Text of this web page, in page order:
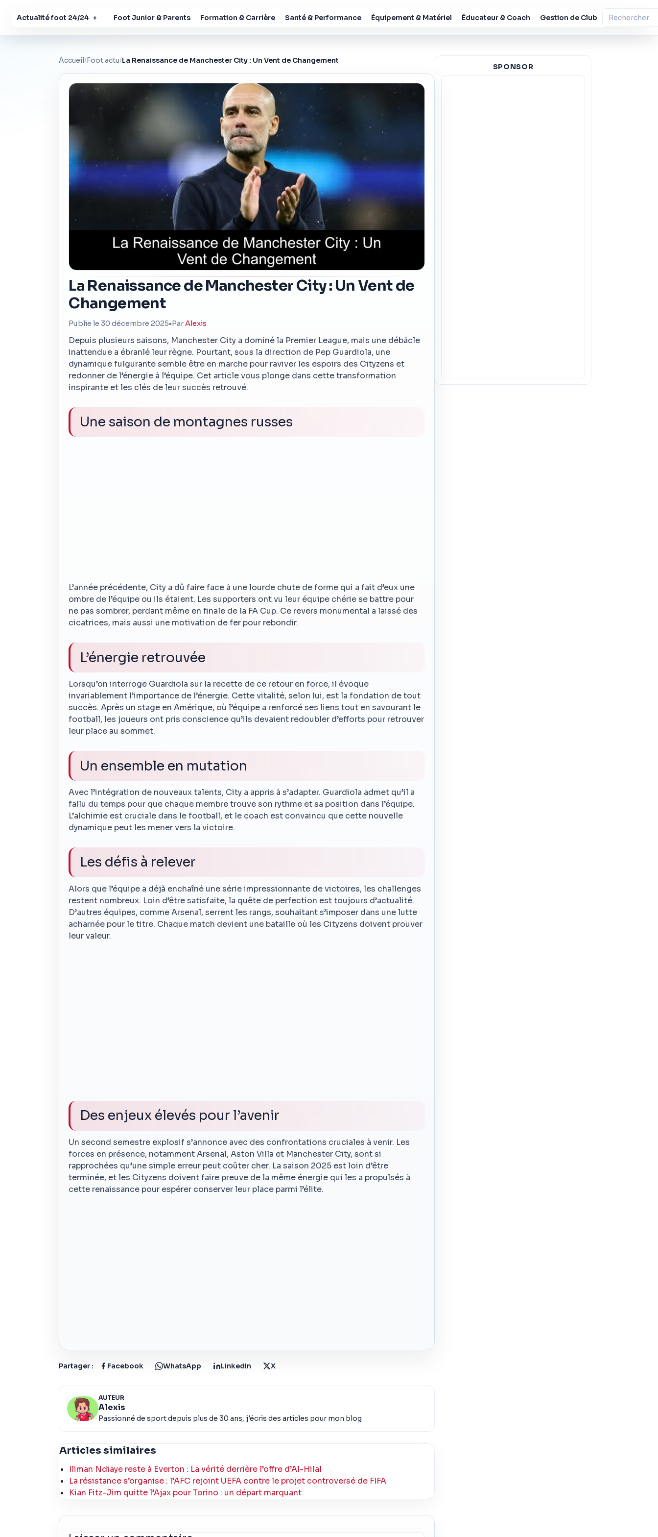
Actualité foot 24/24 + Foot Junior & Parents Formation & Carrière Santé & Performance Équipement & Matériel Éducateur & Coach Gestion de Club
Accueil/Foot actu/La Renaissance de Manchester City : Un Vent de Changement
La Renaissance de Manchester City : Un Vent de
Changement
Publie le 30 décembre 2025•ParAlexis
Depuis plusieurs saisons, Manchester City a dominé la Premier League, mais une débâcle
inattendue a ébranlé leur règne. Pourtant, sous la direction de Pep Guardiola, une
dynamique fulgurante semble être en marche pour raviver les espoirs des Cityzens et
redonner de l’énergie à l’équipe. Cet article vous plonge dans cette transformation
inspirante et les clés de leur succès retrouvé.
Une saison de montagnes russes
L’année précédente, City a dû faire face à une lourde chute de forme qui a fait d’eux une
ombre de l’équipe ou ils étaient. Les supporters ont vu leur équipe chérie se battre pour
ne pas sombrer, perdant même en finale de la FA Cup. Ce revers monumental a laissé des
cicatrices, mais aussi une motivation de fer pour rebondir.
L’énergie retrouvée
Lorsqu’on interroge Guardiola sur la recette de ce retour en force, il évoque
invariablement l’importance de l’énergie. Cette vitalité, selon lui, est la fondation de tout
succès. Après un stage en Amérique, où l’équipe a renforcé ses liens tout en savourant le
football, les joueurs ont pris conscience qu’ils devaient redoubler d’efforts pour retrouver
leur place au sommet.
Un ensemble en mutation
Avec l’intégration de nouveaux talents, City a appris à s’adapter. Guardiola admet qu’il a
fallu du temps pour que chaque membre trouve son rythme et sa position dans l’équipe.
L’alchimie est cruciale dans le football, et le coach est convaincu que cette nouvelle
dynamique peut les mener vers la victoire.
Les défis à relever
Alors que l’équipe a déjà enchaîné une série impressionnante de victoires, les challenges
restent nombreux. Loin d’être satisfaite, la quête de perfection est toujours d’actualité.
D’autres équipes, comme Arsenal, serrent les rangs, souhaitant s’imposer dans une lutte
acharnée pour le titre. Chaque match devient une bataille où les Cityzens doivent prouver
leur valeur.
Des enjeux élevés pour l’avenir
Un second semestre explosif s’annonce avec des confrontations cruciales à venir. Les
forces en présence, notamment Arsenal, Aston Villa et Manchester City, sont si
rapprochées qu’une simple erreur peut coûter cher. La saison 2025 est loin d’être
terminée, et les Cityzens doivent faire preuve de la même énergie qui les a propulsés à
cette renaissance pour espérer conserver leur place parmi l’élite.
Partager : Facebook WhatsApp LinkedIn X
AUTEUR
Alexis
Passionné de sport depuis plus de 30 ans, j'écris des articles pour mon blog
Articles similaires
Iliman Ndiaye reste à Everton : La vérité derrière l’offre d’Al-Hilal
La résistance s’organise : l’AFC rejoint UEFA contre le projet controversé de FIFA
Kian Fitz-Jim quitte l’Ajax pour Torino : un départ marquant
SPONSOR